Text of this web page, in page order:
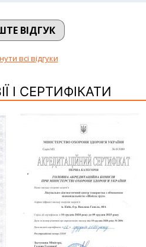
ВІДГУК
всі відгуки
І СЕРТИФІКАТИ